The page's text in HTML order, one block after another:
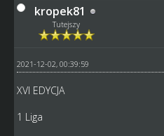
kropek81
Tutejszy
2021-12-02, 00:39:59
XVI EDYCJA
1 Liga